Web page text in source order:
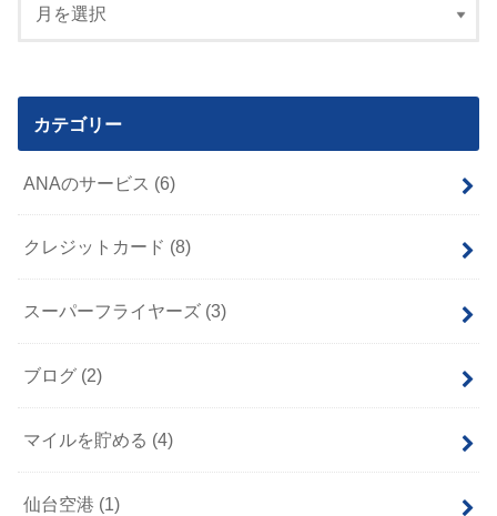
カテゴリー
ANAのサービス (6)
クレジットカード (8)
スーパーフライヤーズ (3)
ブログ (2)
マイルを貯める (4)
仙台空港 (1)